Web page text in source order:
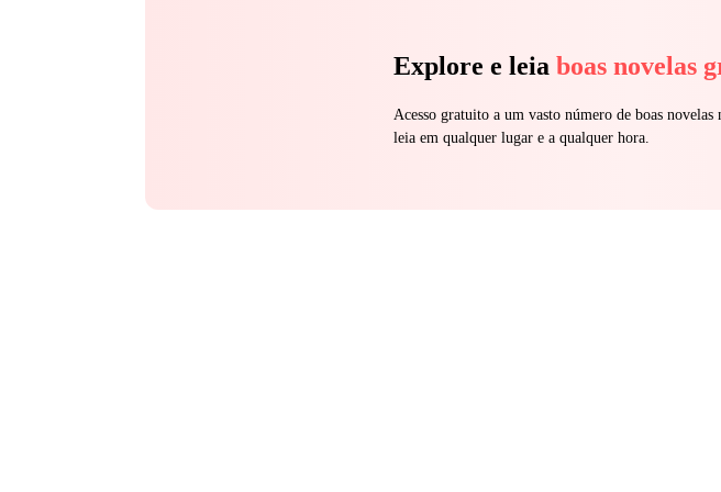
Explore e leia boas novelas
Acesso gratuito a um vasto número de boas
leia em qualquer lugar e a qualquer hora.